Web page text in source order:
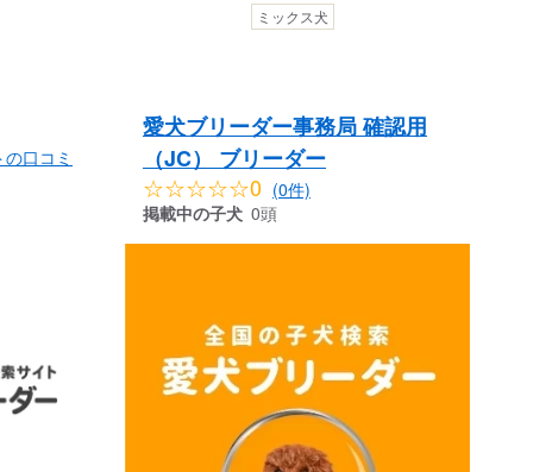
ミックス犬
口コミ
愛犬ブリーダー事務局 確認用
（JC） ブリーダー
☆☆☆☆☆0 (0件)
掲載中の子犬 0頭